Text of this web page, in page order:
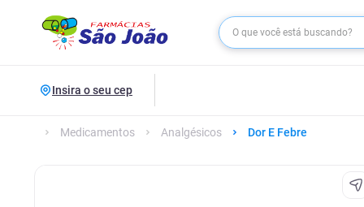
Insira o seu cep
Medicamentos Analgésicos Dor E Febre